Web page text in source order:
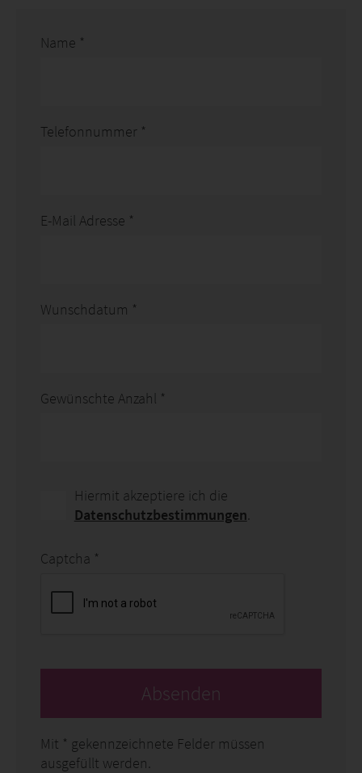
Name *
Telefonnummer *
E-Mail Adresse *
Wunschdatum *
Gewünschte Anzahl *
Hiermit akzeptiere ich die
Datenschutzbestimmungen
Captcha *
Absenden
Mit * gekennzeichnete Felder müssen
ausgefüllt werden.